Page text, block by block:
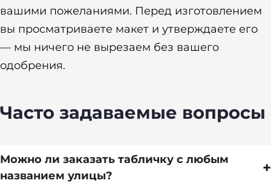
вашими пожеланиями. Перед изготовлением
вы просматриваете макет и утверждаете его
— мы ничего не вырезаем без вашего
одобрения.
Часто задаваемые вопросы
Можно ли заказать табличку с любым
названием улицы?
+